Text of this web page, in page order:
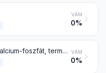
VÁM
0%
Természetes kalcium-foszfát, természetes alumínium-kalcium-foszfát és foszfátkréta VÁM
0%